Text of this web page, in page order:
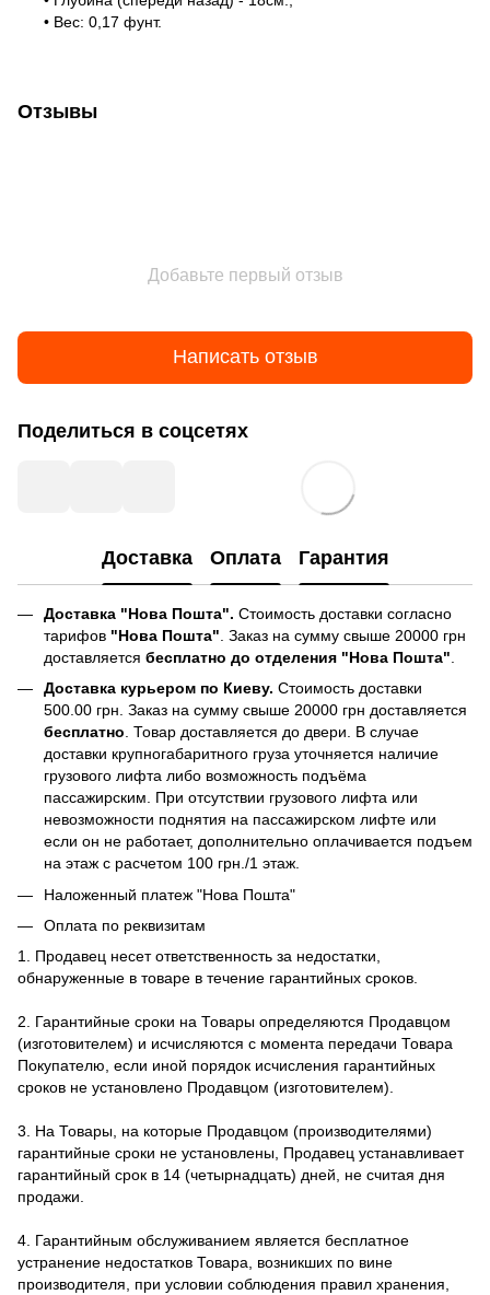
• Вес: 0,17 фунт.
Отзывы
Добавьте первый отзыв
Написать отзыв
Поделиться в соцсетях
Доставка Оплата Гарантия
Доставка "Нова Пошта". Стоимость доставки согласно
тарифов "Нова Пошта" . Заказ на сумму свыше 20000 грн
доставляется бесплатно до отделения "Нова Пошта"
Доставка курьером по Киеву. Стоимость доставки
500.00 грн. Заказ на сумму свыше 20000 грн доставляется
бесплатно . Товар доставляется до двери. В случае
доставки крупногабаритного груза уточняется наличие
грузового лифта либо возможность подъёма
пассажирским. При отсутствии грузового лифта или
невозможности поднятия на пассажирском лифте или
если он не работает, дополнительно оплачивается подъем
на этаж с расчетом 100 грн./1 этаж.
Наложенный платеж "Нова Пошта"
Оплата по реквизитам
1. Продавец несет ответственность за недостатки,
обнаруженные в товаре в течение гарантийных сроков.
2. Гарантийные сроки на Товары определяются Продавцом
(изготовителем) и исчисляются с момента передачи Товара
Покупателю, если иной порядок исчисления гарантийных
сроков не установлено Продавцом (изготовителем).
3. На Товары, на которые Продавцом (производителями)
гарантийные сроки не установлены, Продавец устанавливает
гарантийный срок в 14 (четырнадцать) дней, не считая дня
продажи.
4. Гарантийным обслуживанием является бесплатное
устранение недостатков Товара, возникших по вине
производителя, при условии соблюдения правил хранения,